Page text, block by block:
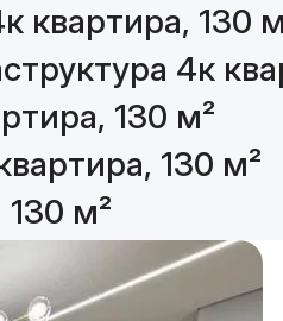
квартира, 130
4к
130 м²
130 м²
м²